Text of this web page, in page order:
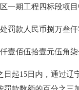
杖子安置区一
处罚款人民币捌万
壹佰伍拾壹元伍角柒
起15日内，通过